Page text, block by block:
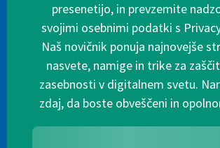
presenetijo, in prevzemite
svojimi osebnimi podatki s
Naš novičnik ponuja najnovejše
nasvete, namige in trike za
zasebnosti v digitalnem svetu.
zdaj, da boste obveščeni in